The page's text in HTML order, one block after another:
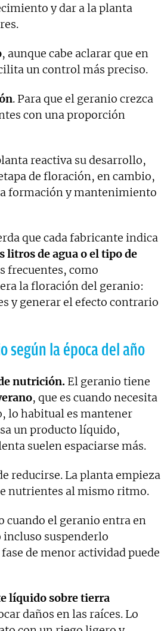
y dar a la planta
, aunque cabe aclarar que en
un control más preciso.
. Para que el geranio crezca
con una proporción
reactiva su desarrollo,
de floración, en cambio,
formación y mantenimiento
que cada fabricante indica
litros de agua o el tipo de
frecuentes, como
la floración del geranio:
y generar el efecto contrario
según la época del año
nutrición. El geranio tiene
, que es cuando necesita
lo habitual es mantener
un producto líquido,
suelen espaciarse más.
reducirse. La planta empieza
nutrientes al mismo ritmo.
cuando el geranio entra en
incluso suspenderlo
de menor actividad puede
líquido sobre tierra
daños en las raíces. Lo